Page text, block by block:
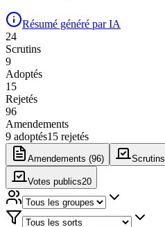
Résumé généré par IA
24
Scrutins
9
Adoptés
15
Rejetés
96
Amendements
9 adoptés15 rejetés
Amendements (96)
Votes publics20